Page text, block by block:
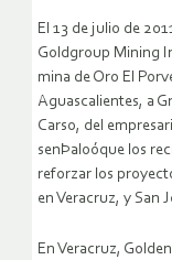
El 13 de julio de
Goldgroup Mining
mina de Oro El
Aguascalientes, a
Carso, del
senÞaloóque los
reforzar los
en Veracruz, y San
En Veracruz,